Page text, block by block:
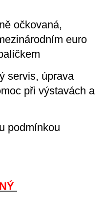
očkovaná,
euro
servis, úprava
při výstavách a
podmínkou